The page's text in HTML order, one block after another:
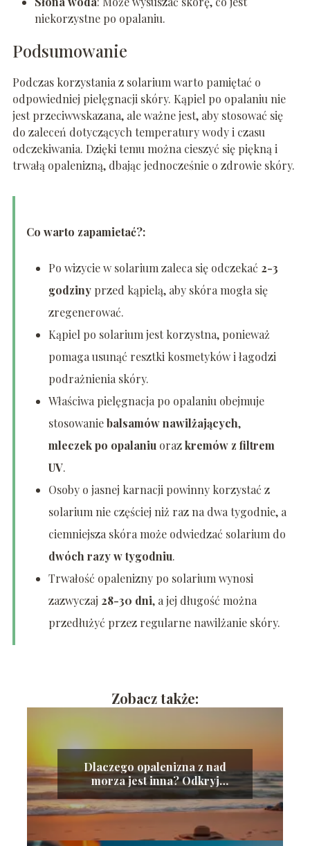
niekorzystne po opalaniu.
Podsumowanie
Podczas korzystania z solarium warto pamiętać o
odpowiedniej pielęgnacji skóry. Kąpiel po opalaniu nie
jest przeciwwskazana, ale ważne jest, aby stosować się
do zaleceń dotyczących temperatury wody i czasu
odczekiwania. Dzięki temu można cieszyć się piękną i
trwałą opalenizną, dbając jednocześnie o zdrowie skóry.
Co warto zapamietać?:
Po wizycie w solarium zaleca się odczekać 2-3
godzinyprzed kąpielą, aby skóra mogła się
zregenerować.
Kąpiel po solarium jest korzystna, ponieważ
pomaga usunąć resztki kosmetyków i łagodzi
podrażnienia skóry.
Właściwa pielęgnacja po opalaniu obejmuje
stosowaniebalsamów nawilżających,
mleczek po opalaniuorazkremów z filtrem
UV.
Osoby o jasnej karnacji powinny korzystać z
solarium nie częściej niż raz na dwa tygodnie, a
ciemniejsza skóra może odwiedzać solarium do
dwóch razy w tygodniu.
Trwałość opalenizny po solarium wynosi
zazwyczaj 28-30 dni, a jej długość można
przedłużyć przez regularne nawilżanie skóry.
Zobacz także:
Dlaczego opalenizna z nad
morza jest inna? Odkryj
tajemnice słońca